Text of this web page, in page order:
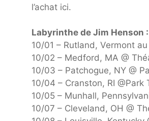
l’achat ici.
Labyrinthe de Jim Henson
10/01 – Rutland, Vermont
10/02 – Medford, MA @
10/03 – Patchogue, NY @
10/04 – Cranston, RI @Park
10/05 – Munhall,
10/07 – Cleveland, OH @